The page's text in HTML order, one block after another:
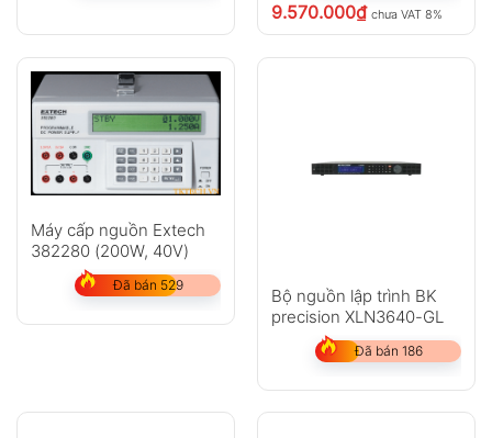
9.570.000₫ chưa VAT 8%
Máy cấp nguồn Extech
382280 (200W, 40V)
Đã bán 529
Bộ nguồn lập trình BK
precision XLN3640-GL
Đã bán 186